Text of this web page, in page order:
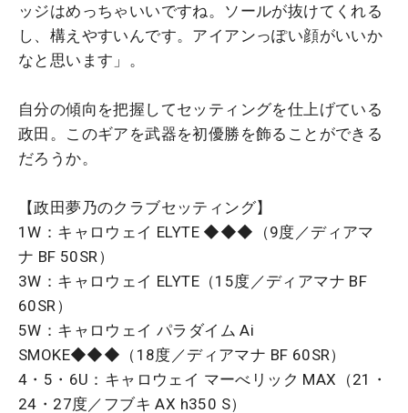
ッジはめっちゃいいですね。ソールが抜けてくれる
し、構えやすいんです。アイアンっぽい顔がいいか
なと思います」。
自分の傾向を把握してセッティングを仕上げている
政田。このギアを武器を初優勝を飾ることができる
だろうか。
【政田夢乃のクラブセッティング】
1W：キャロウェイ ELYTE ◆◆◆（9度／ディアマ
ナ BF 50SR）
3W：キャロウェイ ELYTE（15度／ディアマナ BF
60SR）
5W：キャロウェイ パラダイム Ai
SMOKE◆◆◆（18度／ディアマナ BF 60SR）
4・5・6U：キャロウェイ マーべリック MAX（21・
24・27度／フブキ AX h350 S）